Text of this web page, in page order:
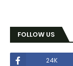
FOLLOW US
24K